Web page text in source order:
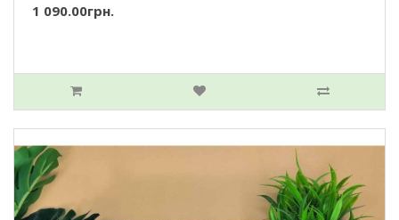
1 090.00грн.